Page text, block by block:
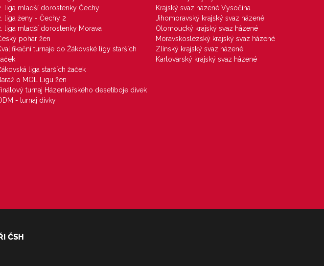
liga mladší dorostenky Čechy
liga ženy - Čechy 2
liga mladší dorostenky Morava
pohár žen
turnaje do Žákovské ligy starších
liga starších žaček
o MOL Ligu žen
turnaj Házenkářského desetiboje dívek
- turnaj dívky
Krajský svaz házené Vysočina
Jihomoravský krajský svaz házené
Olomoucký krajský svaz házené
Moravskoslezský krajský svaz házené
Zlínský krajský svaz házené
Karlovarský krajský svaz házené
ČSH